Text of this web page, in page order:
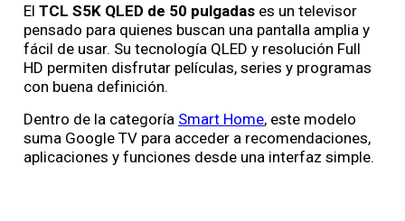
El TCL S5K QLED de 50 pulgadas es un televisor
pensado para quienes buscan una pantalla amplia y
fácil de usar. Su tecnología QLED y resolución Full
HD permiten disfrutar películas, series y programas
con buena definición.
Dentro de la categoría Smart Home, este modelo
suma Google TV para acceder a recomendaciones,
aplicaciones y funciones desde una interfaz simple.